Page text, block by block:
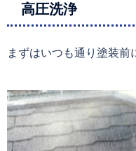
高圧洗浄
まずはいつも通り塗装前